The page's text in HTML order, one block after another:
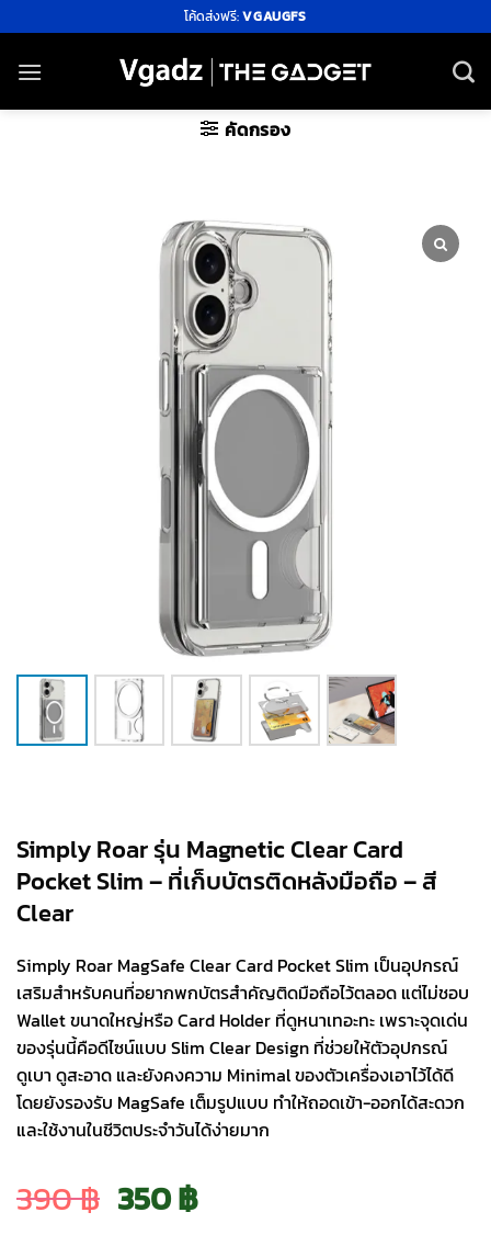
ไป
ยัง
โค้ดส่งฟรี:VGAUGFS
คัดกรอง
Simply Roar รุ่น Magnetic Clear Card
Pocket Slim – ที่เก็บบัตรติดหลังมือถือ – สี
Clear
Simply Roar MagSafe Clear Card Pocket Slim เป็นอุปกรณ์
เสริมสำหรับคนที่อยากพกบัตรสำคัญติดมือถือไว้ตลอด แต่ไม่ชอบ
Wallet ขนาดใหญ่หรือ Card Holder ที่ดูหนาเทอะทะ เพราะจุดเด่น
ของรุ่นนี้คือดีไซน์แบบ Slim Clear Design ที่ช่วยให้ตัวอุปกรณ์
ดูเบา ดูสะอาด และยังคงความ Minimal ของตัวเครื่องเอาไว้ได้ดี
โดยยังรองรับ MagSafe เต็มรูปแบบ ทำให้ถอดเข้า-ออกได้สะดวก
และใช้งานในชีวิตประจำวันได้ง่ายมาก
390฿ Original
350฿Current